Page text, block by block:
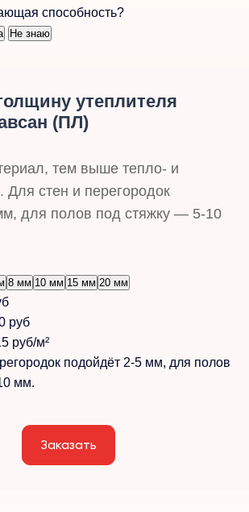
способность?
Не знаю
утеплителя
(ПЛ)
тем выше тепло- и
Для стен и перегородок
для полов под стяжку — 5-10
8 мм 10 мм 15 мм 20 мм
руб
руб/м²
подойдёт 2-5 мм, для полов
мм.
Заказать